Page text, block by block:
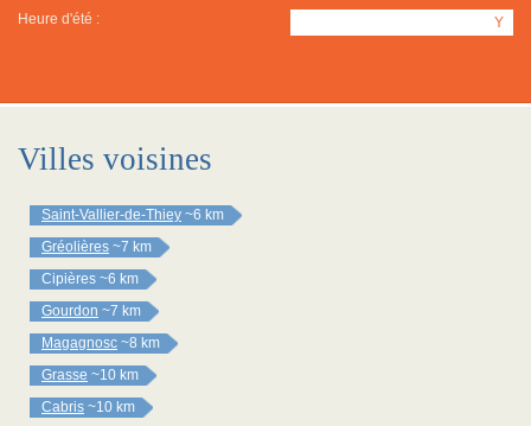
Heure d'été : Y
Villes voisines
Saint-Vallier-de-Thiey ~6 km
Gréolières ~7 km
Cipières ~6 km
Gourdon ~7 km
Magagnosc ~8 km
Grasse ~10 km
Cabris ~10 km